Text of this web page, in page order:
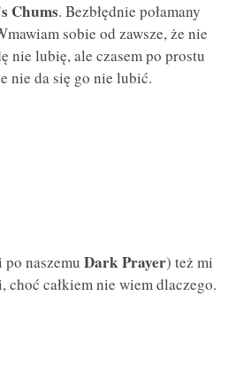
Chums. Bezbłędnie połamany
sobie od zawsze, że nie
nie lubię, ale czasem po prostu
nie da się go nie lubić.
naszemu Dark Prayer) też mi
choć całkiem nie wiem dlaczego.